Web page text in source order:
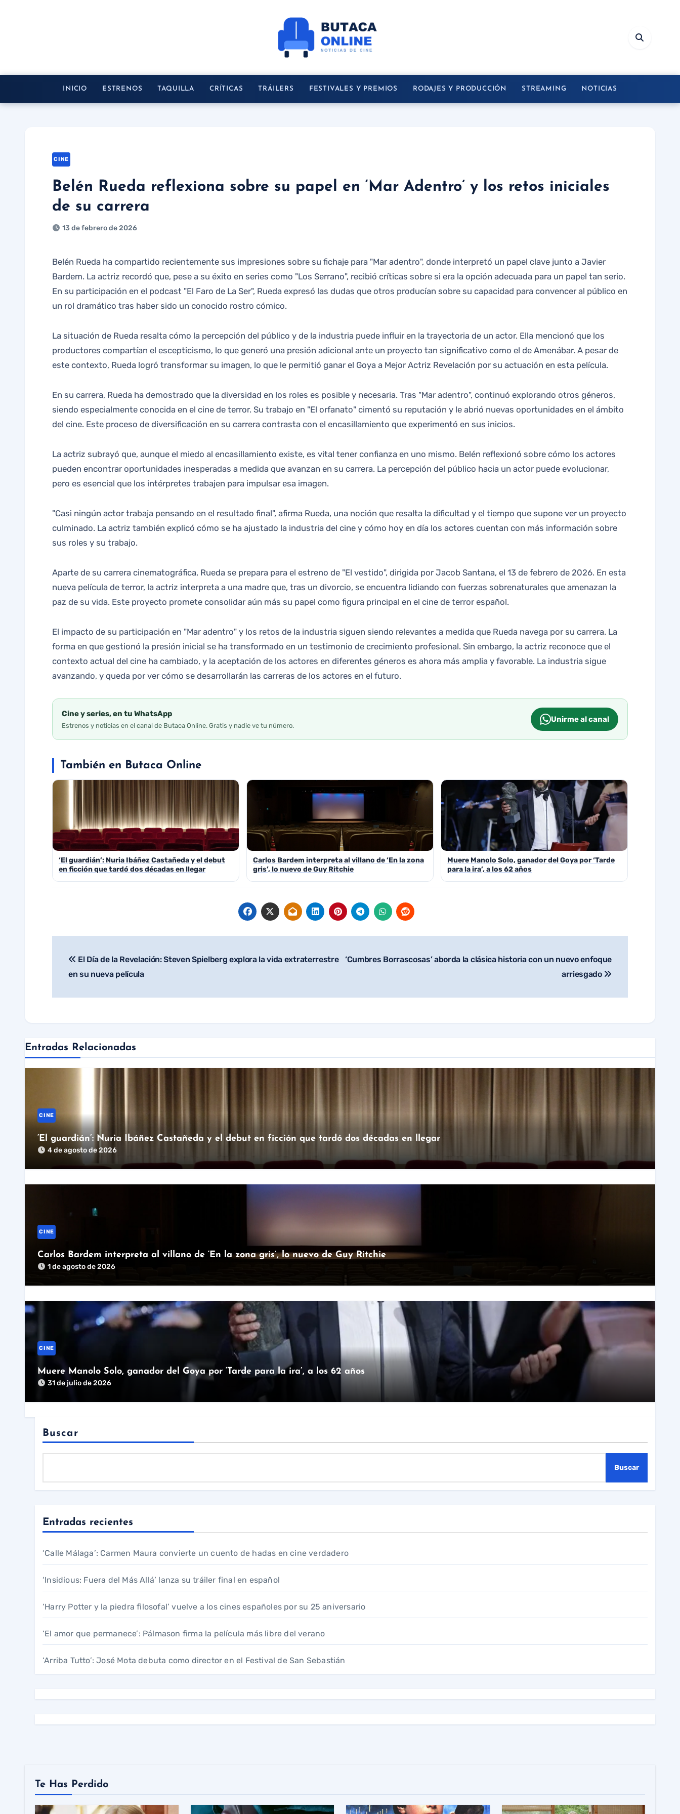
INICIO ESTRENOS TAQUILLA CRÍTICAS TRÁILERS FESTIVALES Y PREMIOS RODAJES Y PRODUCCIÓN STREAMING NOTICIAS
CINE
Belén Rueda reflexiona sobre su papel en ‘Mar Adentro’ y los retos iniciales
de su carrera
13 de febrero de 2026
Belén Rueda ha compartido recientemente sus impresiones sobre su fichaje para "Mar adentro", donde interpretó un papel clave junto a Javier
Bardem. La actriz recordó que, pese a su éxito en series como "Los Serrano", recibió críticas sobre si era la opción adecuada para un papel tan serio.
En su participación en el podcast "El Faro de La Ser", Rueda expresó las dudas que otros producían sobre su capacidad para convencer al público en
un rol dramático tras haber sido un conocido rostro cómico.
La situación de Rueda resalta cómo la percepción del público y de la industria puede influir en la trayectoria de un actor. Ella mencionó que los
productores compartían el escepticismo, lo que generó una presión adicional ante un proyecto tan significativo como el de Amenábar. A pesar de
este contexto, Rueda logró transformar su imagen, lo que le permitió ganar el Goya a Mejor Actriz Revelación por su actuación en esta película.
En su carrera, Rueda ha demostrado que la diversidad en los roles es posible y necesaria. Tras "Mar adentro", continuó explorando otros géneros,
siendo especialmente conocida en el cine de terror. Su trabajo en "El orfanato" cimentó su reputación y le abrió nuevas oportunidades en el ámbito
del cine. Este proceso de diversificación en su carrera contrasta con el encasillamiento que experimentó en sus inicios.
La actriz subrayó que, aunque el miedo al encasillamiento existe, es vital tener confianza en uno mismo. Belén reflexionó sobre cómo los actores
pueden encontrar oportunidades inesperadas a medida que avanzan en su carrera. La percepción del público hacia un actor puede evolucionar,
pero es esencial que los intérpretes trabajen para impulsar esa imagen.
"Casi ningún actor trabaja pensando en el resultado final", afirma Rueda, una noción que resalta la dificultad y el tiempo que supone ver un proyecto
culminado. La actriz también explicó cómo se ha ajustado la industria del cine y cómo hoy en día los actores cuentan con más información sobre
sus roles y su trabajo.
Aparte de su carrera cinematográfica, Rueda se prepara para el estreno de "El vestido", dirigida por Jacob Santana, el 13 de febrero de 2026. En esta
nueva película de terror, la actriz interpreta a una madre que, tras un divorcio, se encuentra lidiando con fuerzas sobrenaturales que amenazan la
paz de su vida. Este proyecto promete consolidar aún más su papel como figura principal en el cine de terror español.
El impacto de su participación en "Mar adentro" y los retos de la industria siguen siendo relevantes a medida que Rueda navega por su carrera. La
forma en que gestionó la presión inicial se ha transformado en un testimonio de crecimiento profesional. Sin embargo, la actriz reconoce que el
contexto actual del cine ha cambiado, y la aceptación de los actores en diferentes géneros es ahora más amplia y favorable. La industria sigue
avanzando, y queda por ver cómo se desarrollarán las carreras de los actores en el futuro.
Cine y series, en tu WhatsApp
Estrenos y noticias en el canal de Butaca Online. Gratis y nadie ve tu número.
Unirme al canal
También en Butaca Online
‘El guardián’: Nuria Ibáñez Castañeda y el debut
en ficción que tardó dos décadas en llegar
Carlos Bardem interpreta al villano de ‘En la zona
gris’, lo nuevo de Guy Ritchie
Muere Manolo Solo, ganador del Goya por ‘Tarde
para la ira’, a los 62 años
Navegación
de
El Día de la Revelación: Steven Spielberg explora la vida extraterrestre
en su nueva película
‘Cumbres Borrascosas’ aborda la clásica historia con un nuevo enfoque
arriesgado
Entradas Relacionadas
CINE
‘El guardián’: Nuria Ibáñez Castañeda y el debut en ficción que tardó dos décadas en llegar
4 de agosto de 2026
CINE
Carlos Bardem interpreta al villano de ‘En la zona gris’, lo nuevo de Guy Ritchie
1 de agosto de 2026
CINE
Muere Manolo Solo, ganador del Goya por ‘Tarde para la ira’, a los 62 años
31 de julio de 2026
Buscar
Buscar
Entradas recientes
‘Calle Málaga’: Carmen Maura convierte un cuento de hadas en cine verdadero
‘Insidious: Fuera del Más Allá’ lanza su tráiler final en español
‘Harry Potter y la piedra filosofal’ vuelve a los cines españoles por su 25 aniversario
‘El amor que permanece’: Pálmason firma la película más libre del verano
‘Arriba Tutto’: José Mota debuta como director en el Festival de San Sebastián
Te Has Perdido